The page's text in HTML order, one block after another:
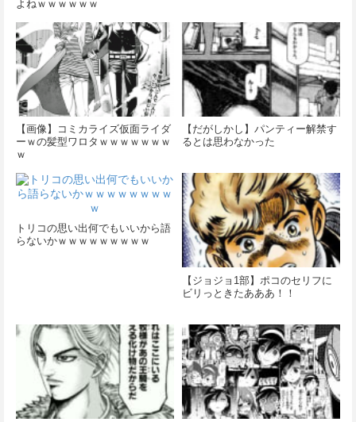
よねｗｗｗｗｗｗ
【画像】コミカライズ仮面ライダ
ーｗの髪型ワロタｗｗｗｗｗｗｗ
ｗ
【だがしかし】パンティー解禁す
るとは思わなかった
トリコの思い出何でもいいから語
らないかｗｗｗｗｗｗｗｗｗ
【ジョジョ1部】ポコのセリフに
ビリっときたあああ！！